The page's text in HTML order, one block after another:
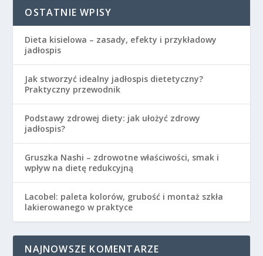
OSTATNIE WPISY
Dieta kisielowa – zasady, efekty i przykładowy
jadłospis
Jak stworzyć idealny jadłospis dietetyczny?
Praktyczny przewodnik
Podstawy zdrowej diety: jak ułożyć zdrowy
jadłospis?
Gruszka Nashi – zdrowotne właściwości, smak i
wpływ na dietę redukcyjną
Lacobel: paleta kolorów, grubość i montaż szkła
lakierowanego w praktyce
NAJNOWSZE KOMENTARZE